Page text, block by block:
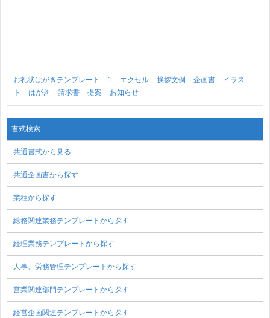
お礼状はがきテンプレート 1 エクセル 挨拶文例 企画書
イラス
ト
はがき 請求書 提案 お知らせ
書式検索
共通書式から見る
共通企画書から探す
業種から探す
総務関連業務テンプレートから探す
経理業務テンプレートから探す
人事、労務管理テンプレートから探す
営業関連部門テンプレートから探す
経営企画関連テンプレートから探す